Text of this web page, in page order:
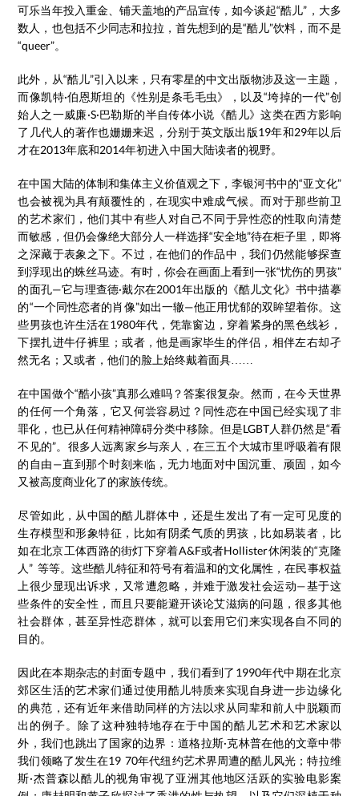
可乐当年投入重金、铺天盖地的产品宣传，如今谈起“酷儿”，大多
数人，也包括不少同志和拉拉，首先想到的是“酷儿”饮料，而不是
“queer”。
此外，从“酷儿”引入以来，只有零星的中文出版物涉及这一主题，
而像凯特·伯恩斯坦的《性别是条毛毛虫》，以及“垮掉的一代”创
始人之一威廉·S·巴勒斯的半自传体小说《酷儿》这类在西方影响
了几代人的著作也姗姗来迟，分别于英文版出版19年和29年以后
才在2013年底和2014年初进入中国大陆读者的视野。
在中国大陆的体制和集体主义价值观之下，李银河书中的“亚文化”
也会被视为具有颠覆性的，在现实中难成气候。而对于那些前卫
的艺术家们，他们其中有些人对自己不同于异性恋的性取向清楚
而敏感，但仍会像绝大部分人一样选择“安全地”待在柜子里，即将
之深藏于表象之下。不过，在他们的作品中，我们仍然能够探查
到浮现出的蛛丝马迹。有时，你会在画面上看到一张“忧伤的男孩”
的面孔—它与理查德·戴尔在2001年出版的《酷儿文化》书中描摹
的“一个同性恋者的肖像”如出一辙—他正用忧郁的双眸望着你。这
些男孩也许生活在1980年代，凭靠窗边，穿着紧身的黑色线衫，
下摆扎进牛仔裤里；或者，他是画家毕生的伴侣，相伴左右却孑
然无名；又或者，他们的脸上始终戴着面具……
在中国做个“酷小孩”真那么难吗？答案很复杂。然而，在今天世界
的任何一个角落，它又何尝容易过？同性恋在中国已经实现了非
罪化，也已从任何精神障碍分类中移除。但是LGBT人群仍然是“看
不见的”。很多人远离家乡与亲人，在三五个大城市里呼吸着有限
的自由—直到那个时刻来临，无力地面对中国沉重、顽固，如今
又被高度商业化了的家族传统。
尽管如此，从中国的酷儿群体中，还是生发出了有一定可见度的
生存模型和形象特征，比如有阴柔气质的男孩，比如易装者，比
如在北京工体西路的街灯下穿着A&F或者Hollister休闲装的“克隆
人” 等等。这些酷儿特征和符号有着温和的文化属性，在民事权益
上很少显现出诉求，又常遭忽略，并难于激发社会运动—基于这
些条件的安全性，而且只要能避开谈论艾滋病的问题，很多其他
社会群体，甚至异性恋群体，就可以套用它们来实现各自不同的
目的。
因此在本期杂志的封面专题中，我们看到了1990年代中期在北京
郊区生活的艺术家们通过使用酷儿特质来实现自身进一步边缘化
的典范，还有近年来借助同样的方法以求从同辈和前人中脱颖而
出的例子。除了这种独特地存在于中国的酷儿艺术和艺术家以
外，我们也跳出了国家的边界：道格拉斯·克林普在他的文章中带
我们领略了发生在19 70年代纽约艺术界周遭的酷儿风光；特拉维
斯·杰普森以酷儿的视角审视了亚洲其他地区活跃的实验电影案